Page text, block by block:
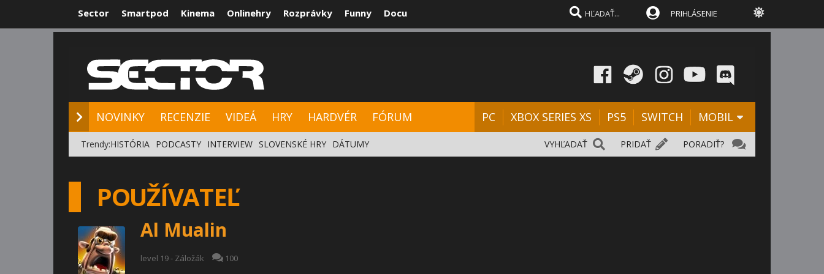
Sector Smartpod Kinema Onlinehry Rozprávky Funny Docu PRIHLÁSENIE
NOVINKY RECENZIE VIDEÁ HRY HARDVÉR FÓRUM PC XBOX SERIES XS PS5 SWITCH MOBIL
PORADIŤ?
PRIDAŤ
VYHĽADAŤ
Trendy:HISTÓRIA PODCASTY INTERVIEW SLOVENSKÉ HRY DÁTUMY
POUŽÍVATEĽ
Al Mualin
level 19 - Záložák 100